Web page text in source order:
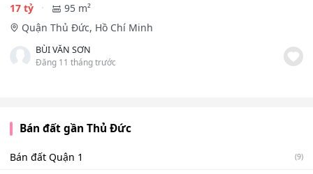
17 tỷ
95 m²
Quận Thủ Đức, Hồ Chí Minh
BÙI VĂN SƠN
Đăng 11 tháng trước
Bán đất gần Thủ Đức
Bán đất Quận 1 (9)